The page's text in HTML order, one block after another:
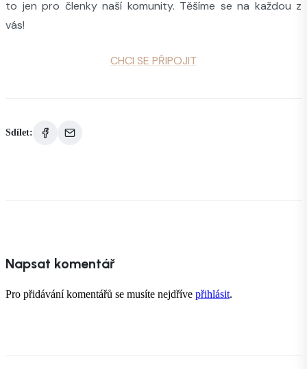
to jen pro členky naší komunity. Těšíme se na každou z
vás!
CHCI SE PŘIPOJIT
Sdílet:
Napsat komentář
Pro přidávání komentářů se musíte nejdříve přihlásit.